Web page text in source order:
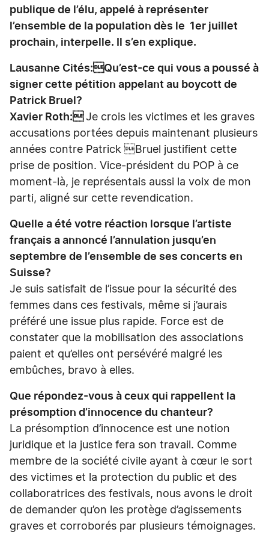
publique de l’élu, appelé à représenter
l’ensemble de la population dès le 1er juillet
prochain, interpelle. Il s’en explique.
Lausanne Cités:Qu’est-ce qui vous a poussé à
signer cette pétition appelant au boycott de
Patrick Bruel?
Xavier Roth:Je crois les victimes et les graves
accusations portées depuis maintenant plusieurs
années contre Patrick Bruel justifient cette
prise de position. Vice-président du POP à ce
moment-là, je représentais aussi la voix de mon
parti, aligné sur cette revendication.
Quelle a été votre réaction lorsque l’artiste
français a annoncé l’annulation jusqu’en
septembre de l’ensemble de ses concerts en
Suisse?
Je suis satisfait de l’issue pour la sécurité des
femmes dans ces festivals, même si j’aurais
préféré une issue plus rapide. Force est de
constater que la mobilisation des associations
paient et qu’elles ont persévéré malgré les
embûches, bravo à elles.
Que répondez-vous à ceux qui rappellent la
présomption d’innocence du chanteur?
La présomption d’innocence est une notion
juridique et la justice fera son travail. Comme
membre de la société civile ayant à cœur le sort
des victimes et la protection du public et des
collaboratrices des festivals, nous avons le droit
de demander qu’on les protège d’agissements
graves et corroborés par plusieurs témoignages.